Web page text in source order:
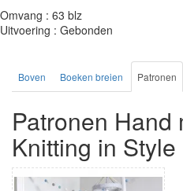
Omvang : 63 blz
Uitvoering : Gebonden
Boven Boeken breien Patronen
Patronen Hand
Knitting in